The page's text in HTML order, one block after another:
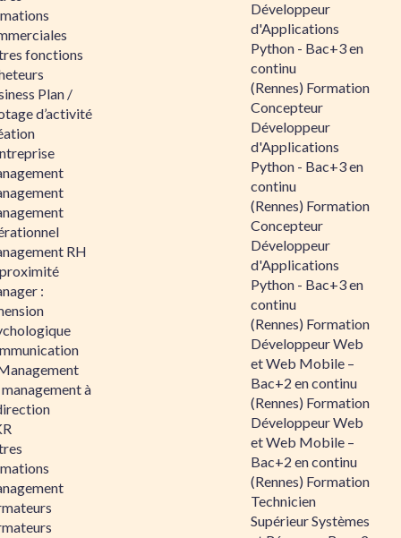
fonctions
Plan /
d’activité
RH
:
à
Développeur
d'Applications
Python - Bac+3 en
continu
(Rennes) Formation
Concepteur
Développeur
d'Applications
Python - Bac+3 en
continu
(Rennes) Formation
Concepteur
Développeur
d'Applications
Python - Bac+3 en
continu
(Rennes) Formation
Développeur Web
et Web Mobile –
Bac+2 en continu
(Rennes) Formation
Développeur Web
et Web Mobile –
Bac+2 en continu
(Rennes) Formation
Technicien
Supérieur Systèmes